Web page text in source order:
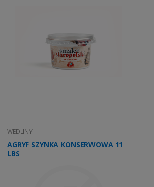
WEDLINY
AGRYF SZYNKA KONSERWOWA 11
LBS